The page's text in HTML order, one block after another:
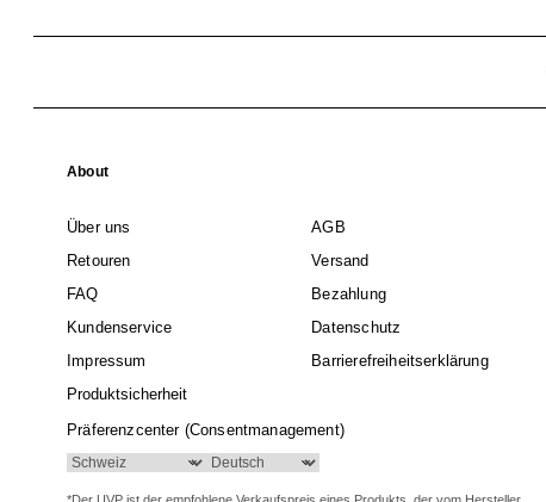
About
Über uns
AGB
Retouren
Versand
FAQ
Bezahlung
Kundenservice
Datenschutz
Impressum
Barrierefreiheitserklärung
Produktsicherheit
Präferenzcenter (Consentmanagement)